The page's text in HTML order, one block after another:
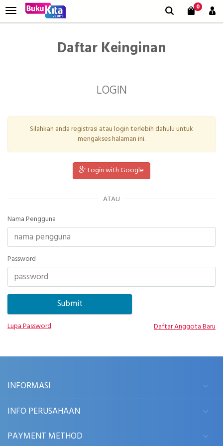
0
Daftar Keinginan
LOGIN
Silahkan anda registrasi atau login terlebih dahulu untuk
mengakses halaman ini.
Login with Google
ATAU
Nama Pengguna
Password
Lupa Password Daftar Anggota Baru
INFORMASI
INFO PERUSAHAAN
PAYMENT METHOD